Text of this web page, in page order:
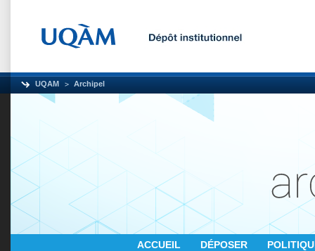
UQAM Archipel
ACCUEIL DÉPOSER